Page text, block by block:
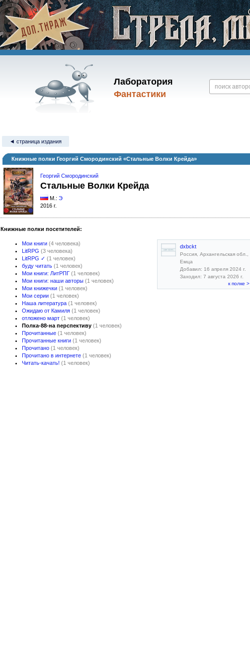
Лаборатория
Фантастики
◄ страница издания
Книжные полки Георгий Смородинский «Стальные Волки Крейда»
Георгий Смородинский
Стальные Волки Крейда
М.: Э
2016 г.
Книжные полки посетителей:
Мои книги (4 человека)
LitRPG (3 человека)
LitRPG ✓ (1 человек)
буду читать (1 человек)
Мои книги: ЛитРПГ (1 человек)
Мои книги: наши авторы (1 человек)
Мои книжечки (1 человек)
Мои серии (1 человек)
Наша литература (1 человек)
Ожидаю от Камиля (1 человек)
отложено март (1 человек)
Полка-88-на перспективу (1 человек)
Прочитанные (1 человек)
Прочитанные книги (1 человек)
Прочитано (1 человек)
Прочитано в интернете (1 человек)
Читать-качать! (1 человек)
dxbckt
Россия, Архангельская обл.,
Емца
Добавил: 16 апреля 2024 г.
Заходил: 7 августа 2026 г.
к полке >